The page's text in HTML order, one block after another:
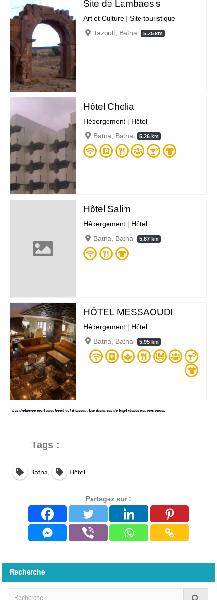
Site de Lambaesis
Art et Culture |Site touristique
Tazoult, Batna
5.25 km
Hôtel Chelia
Hébergement | Hôtel
Batna, Batna
5.26 km
Hôtel Salim
Hébergement | Hôtel
Batna, Batna
5.87 km
HÔTEL MESSAOUDI
Hébergement | Hôtel
Batna, Batna
5.95 km
Les distances sont calculées à vol d’oiseau. Les distances de trajet réelles peuvent varier.
Tags :
Batna Hôtel
Partagez sur :
Recherche